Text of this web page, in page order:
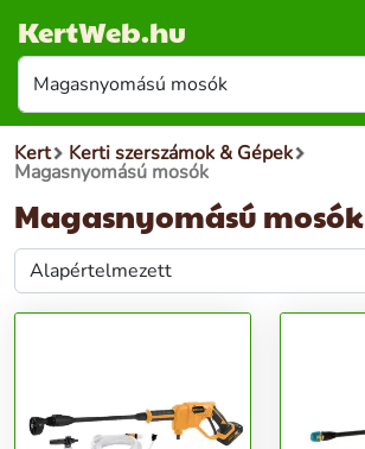
KertWeb.hu
Kert Kerti szerszámok & Gépek
Magasnyomású mosók
Magasnyomású mosók